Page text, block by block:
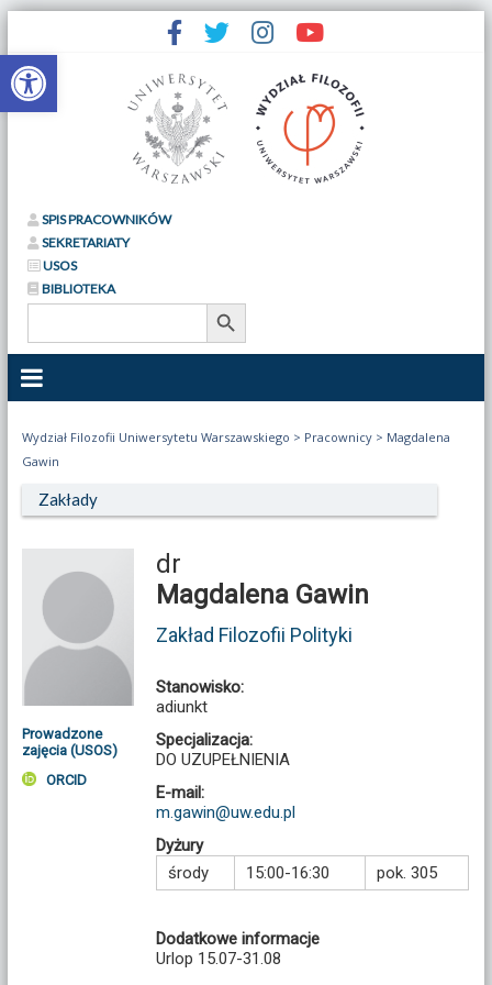
Otwórz pasek narzędzi
SPIS PRACOWNIKÓW
SEKRETARIATY
USOS
BIBLIOTEKA
Search
Search Button
Wydział Filozofii Uniwersytetu Warszawskiego > Pracownicy> Magdalena
Gawin
Zakłady
Prowadzone
zajęcia (USOS)
ORCID
dr
Magdalena Gawin
Zakład Filozofii Polityki
Stanowisko:
adiunkt
Specjalizacja:
DO UZUPEŁNIENIA
E-mail:
m.gawin@uw.edu.pl
Dyżury
środy
15:00-16:30 pok. 305
Dodatkowe informacje
Urlop 15.07-31.08